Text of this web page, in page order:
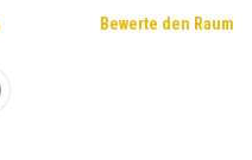
Bewerte den Raum